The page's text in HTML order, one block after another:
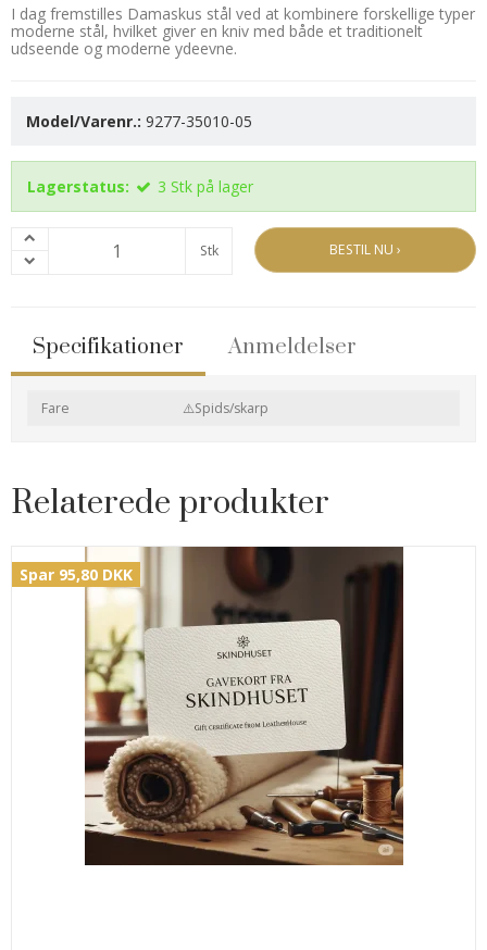
I dag fremstilles Damaskus stål ved at kombinere forskellige typer
moderne stål, hvilket giver en kniv med både et traditionelt
udseende og moderne ydeevne.
Model/Varenr.: 9277-35010-05
Lagerstatus: 3 Stk på lager
Stk BESTIL NU ›
Specifikationer Anmeldelser
Fare ⚠️Spids/skarp
Relaterede produkter
Spar 95,80 DKK